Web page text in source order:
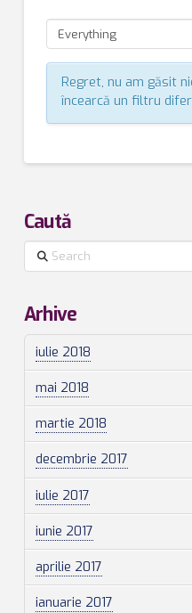
Regret, nu am găsit
încearcă un filtru
Caută
Search
Arhive
iulie 2018
mai 2018
martie 2018
decembrie 2017
iulie 2017
iunie 2017
aprilie 2017
ianuarie 2017